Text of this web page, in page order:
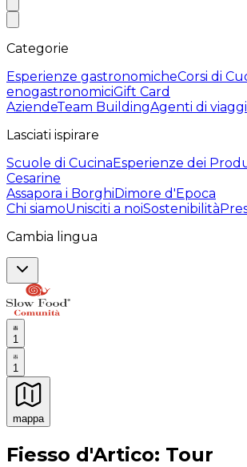
Categorie
Esperienze gastronomicheCorsi di
enogastronomiciGift Card
AziendeTeam BuildingAgenti di
Lasciati ispirare
Scuole di CucinaEsperienze dei
Cesarine
Assapora i BorghiDimore d'Epoca
Chi siamoUnisciti a noiSostenibilità
Cambia lingua
1
1
mappa
Esperienze culinarie indimenticabili:
Fiesso d'Artico: Tour